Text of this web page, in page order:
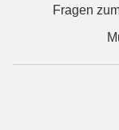
Fragen